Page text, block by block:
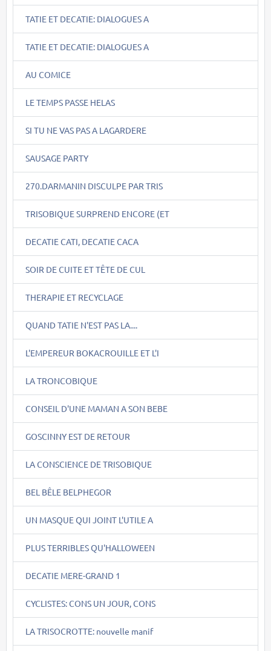
TATIE ET DECATIE: DIALOGUES A
TATIE ET DECATIE: DIALOGUES A
AU COMICE
LE TEMPS PASSE HELAS
SI TU NE VAS PAS A LAGARDERE
SAUSAGE PARTY
270.DARMANIN DISCULPE PAR TRIS
TRISOBIQUE SURPREND ENCORE (ET
DECATIE CATI, DECATIE CACA
SOIR DE CUITE ET TÊTE DE CUL
THERAPIE ET RECYCLAGE
QUAND TATIE N'EST PAS LA....
L'EMPEREUR BOKACROUILLE ET L'I
LA TRONCOBIQUE
CONSEIL D'UNE MAMAN A SON BEBE
GOSCINNY EST DE RETOUR
LA CONSCIENCE DE TRISOBIQUE
BEL BÊLE BELPHEGOR
UN MASQUE QUI JOINT L'UTILE A
PLUS TERRIBLES QU'HALLOWEEN
DECATIE MERE-GRAND 1
CYCLISTES: CONS UN JOUR, CONS
LA TRISOCROTTE: nouvelle manif